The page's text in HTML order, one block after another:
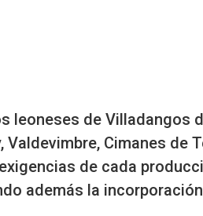
leoneses de Villadangos
Valdevimbre, Cimanes de
de cada
además la